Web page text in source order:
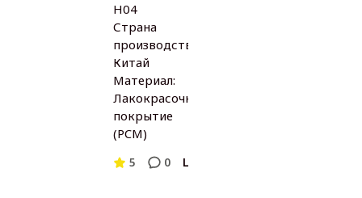
H04
Страна
производства:
Китай
Материал:
Лакокрасочное
покрытие
(PCM)
5 0 LG